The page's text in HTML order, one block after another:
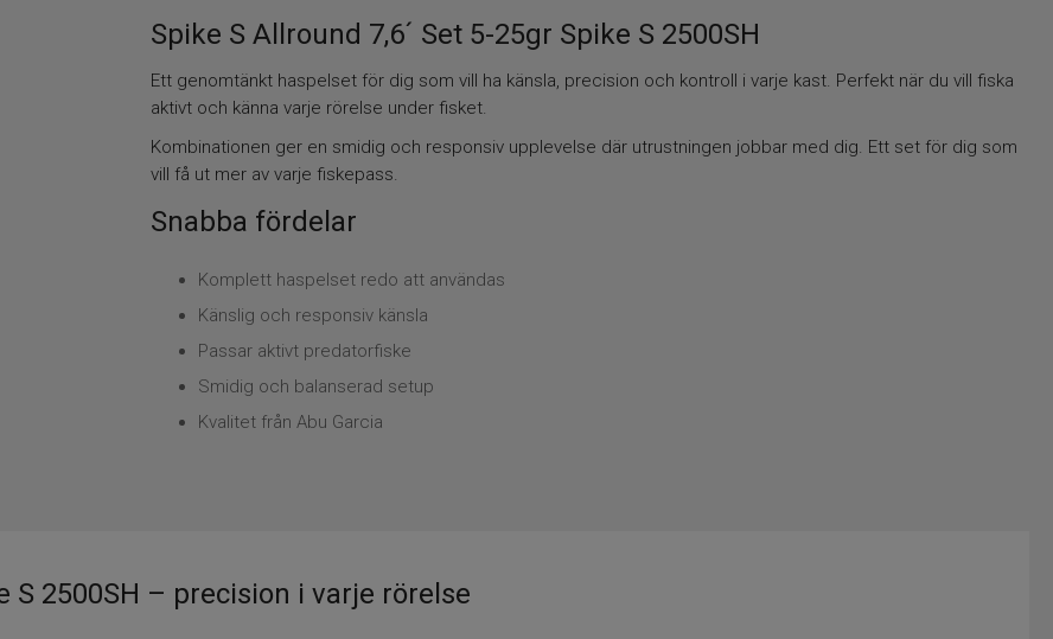
Spike S Allround 7,6´ Set 5-25gr Spike S 2500SH
Ett genomtänkt haspelset för dig som vill ha känsla, precision och kontroll i varje kast. Perfekt när du vill fiska
aktivt och känna varje rörelse under fisket.
Kombinationen ger en smidig och responsiv upplevelse där utrustningen jobbar med dig. Ett set för dig som
vill få ut mer av varje fiskepass.
Snabba fördelar
Komplett haspelset redo att användas
Känslig och responsiv känsla
Passar aktivt predatorfiske
Smidig och balanserad setup
Kvalitet från Abu Garcia
S 2500SH – precision i varje rörelse